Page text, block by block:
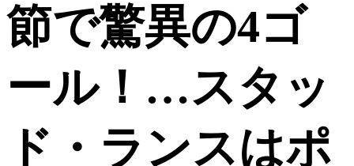
節で驚異の4ゴ
ール！…スタッ
ド・ランスはポ